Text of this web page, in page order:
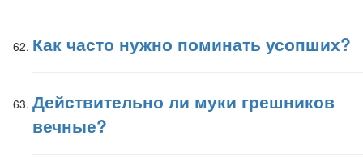
Как часто нужно поминать усопших?
Действительно ли муки грешников
вечные?